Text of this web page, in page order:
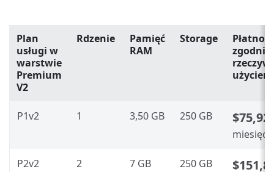
Plan
usługi w
warstwie
Premium
V2
Rdzenie
Pamięć
RAM
Storage
Płatność
zgodnie
użyciem
P1v2 1 3,50 GB 250 GB $75,92
P2v2 2 7 GB 250 GB